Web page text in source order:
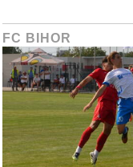
FC BIHOR